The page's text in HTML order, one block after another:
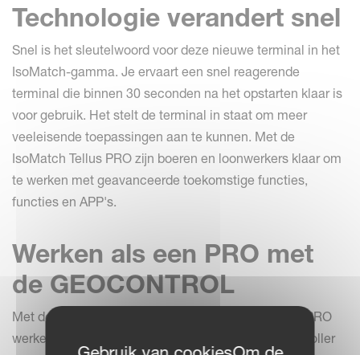
Technologie verandert snel
Snel is het sleutelwoord voor deze nieuwe terminal in het
IsoMatch-gamma. Je ervaart een snel reagerende
terminal die binnen 30 seconden na het opstarten klaar is
voor gebruik. Het stelt de terminal in staat om meer
veeleisende toepassingen aan te kunnen. Met de
IsoMatch Tellus PRO zijn boeren en loonwerkers klaar om
te werken met geavanceerde toekomstige functies,
functies en APP's.
Werken als een PRO met
de GEOCONTROL
Met deze nieuwe terminal kunt u helemaal als een PRO
werken. Het maximale werkbereik voor de taskcontroller